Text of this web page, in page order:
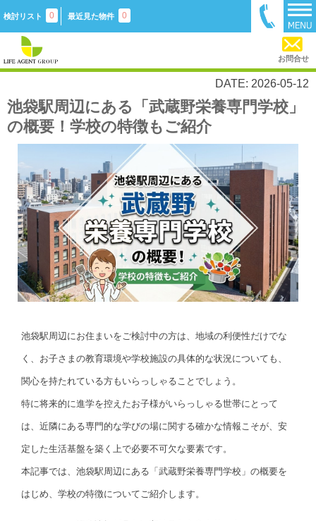
検討リスト 0 最近見た物件 0
お問合せ
DATE: 2026-05-12
池袋駅周辺にある「武蔵野栄養専門学校」
の概要！学校の特徴もご紹介
池袋駅周辺にお住まいをご検討中の方は、地域の利便性だけでな
く、お子さまの教育環境や学校施設の具体的な状況についても、
関心を持たれている方もいらっしゃることでしょう。
特に将来的に進学を控えたお子様がいらっしゃる世帯にとって
は、近隣にある専門的な学びの場に関する確かな情報こそが、安
定した生活基盤を築く上で必要不可欠な要素です。
本記事では、池袋駅周辺にある「武蔵野栄養専門学校」の概要を
はじめ、学校の特徴についてご紹介します。